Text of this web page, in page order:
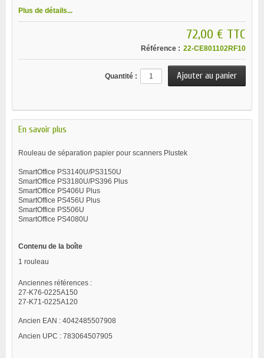
Plus de détails...
72,00 € TTC
Référence : 22-CE801102RF10
Quantité :
En savoir plus
Rouleau de séparation papier pour scanners Plustek
SmartOffice PS3140U/PS3150U
SmartOffice PS3180U/PS396 Plus
SmartOffice PS406U Plus
SmartOffice PS456U Plus
SmartOffice PS506U
SmartOffice PS4080U
Contenu de la boîte
1 rouleau
Anciennes références :
27-K76-0225A150
27-K71-0225A120
Ancien EAN : 4042485507908
Ancien UPC : 783064507905